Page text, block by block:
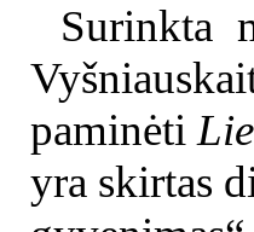
Surinkta
paminėti
yra skirtas